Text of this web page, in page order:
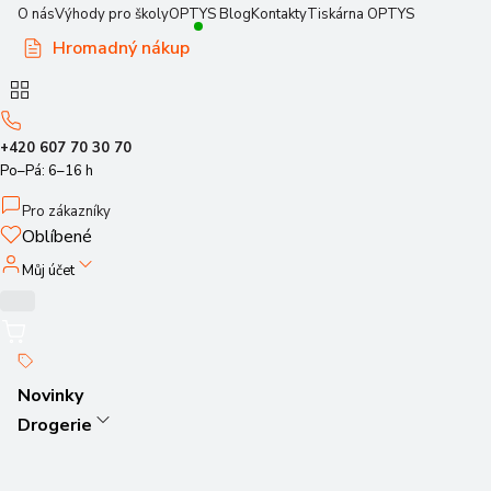
O násVýhody pro školyOPTYS BlogKontaktyTiskárna OPTYS
Hromadný nákup
+420 607 70 30 70
Po–Pá: 6–16 h
Pro zákazníky
Oblíbené
Můj účet
Novinky
Drogerie